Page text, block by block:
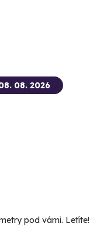
08. 2026
pod vámi. Letíte!